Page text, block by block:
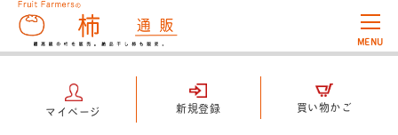
MENU
マイページ 新規登録 買い物かご